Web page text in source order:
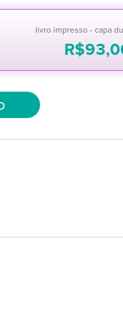
livro impresso - capa
R$